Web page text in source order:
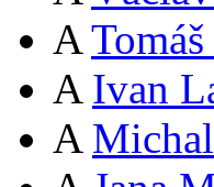
A
A Ivan
A